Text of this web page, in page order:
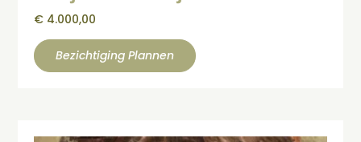
€ 4.000,00
Bezichtiging Plannen